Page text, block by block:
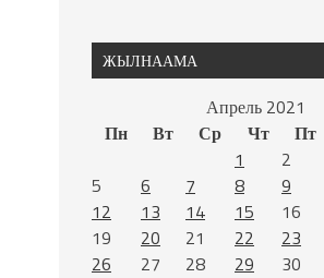
ЖЫЛНААМА
Апрель 2021
Пн
Вт Ср Чт Пт
1
2
5
6 7 8 9
12
13 14 15 16
19
20 21 22 23
26
27 28 29
30